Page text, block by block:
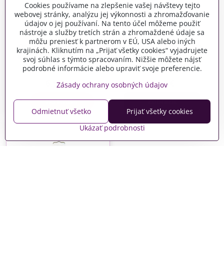
Ozdobné lepiace Washi
pásky 3x5m ARTEMIO -
Home 4 Christmas
Skladom
6,97 €
Do košíka
Papierová samolepiaca
páska čipka 2m -
baroková
Vypredané
4,61 €
Zobraziť
Cookies používame na zlepšenie vašej návštevy tejto
webovej stránky, analýzu jej výkonnosti a zhromažďovanie
údajov o jej používaní. Na tento účel môžeme použiť
nástroje a služby tretích strán a zhromaždené údaje sa
môžu preniesť k partnerom v EÚ, USA alebo iných
krajinách. Kliknutím na „Prijať všetky cookies“ vyjadrujete
svoj súhlas s týmto spracovaním. Nižšie môžete nájsť
podrobné informácie alebo upraviť svoje preferencie.
Zásady ochrany osobných údajov
Ukázať podrobnosti
Prijať všetky cookies
Odmietnuť všetko